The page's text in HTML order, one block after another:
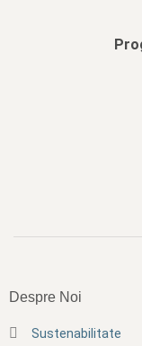
Despre Noi
Sustenabilitate